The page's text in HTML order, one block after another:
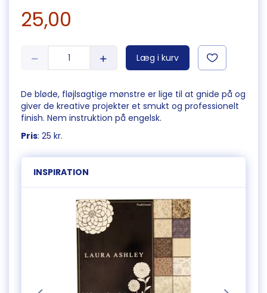
25,00
Læg i kurv
De bløde, fløjlsagtige mønstre er lige til at gnide på og
giver de kreative projekter et smukt og professionelt
finish. Nem instruktion på engelsk.
Pris: 25 kr.
INSPIRATION